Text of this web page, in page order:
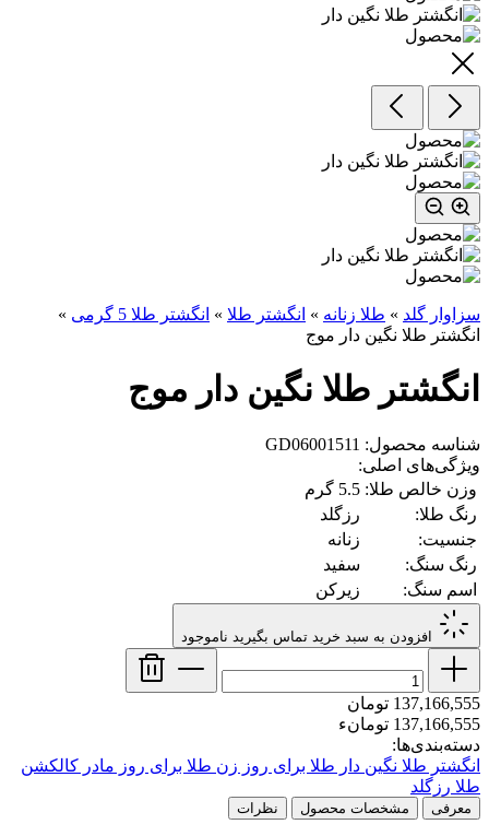
سزاوار گلد » طلا زنانه » انگشتر طلا » انگشتر طلا 5 گرمی
»
انگشتر طلا نگین دار موج
انگشتر طلا نگین دار موج
شناسه محصول: GD06001511
ویژگی‌های اصلی:
وزن خالص طلا: 5.5 گرم
رنگ طلا:
رزگلد
جنسیت:
زنانه
رنگ سنگ:
سفید
اسم سنگ:
زیرکن
افزودن به سبد خرید تماس بگیرید ناموجود
137,166,555 تومان
137,166,555 تومانء
دسته‌بندی‌ها:
انگشتر طلا نگین دار طلا برای روز زن طلا برای روز مادر کالکشن
طلا رزگلد
معرفی مشخصات محصول نظرات